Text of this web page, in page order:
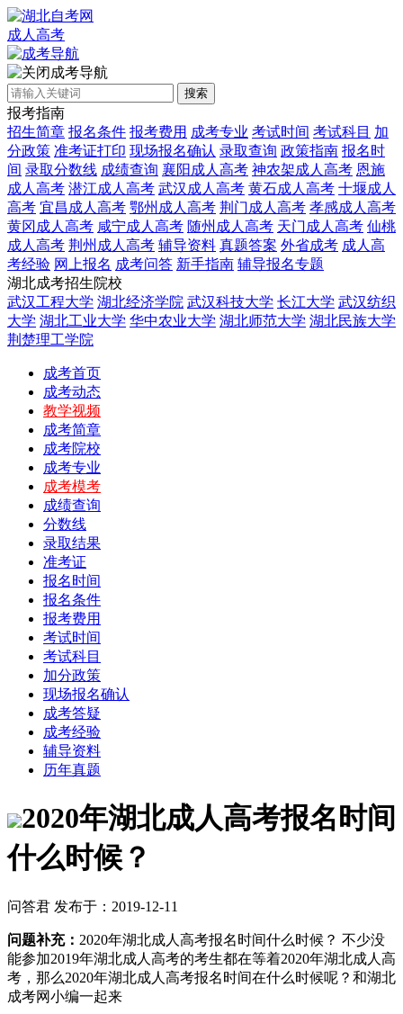
成人高考
成考导航
搜索
报考指南
招生简章 报名条件 报考费用 成考专业 考试时间 考试科目 加
分政策 准考证打印 现场报名确认 录取查询 政策指南 报名时
间 录取分数线 成绩查询 襄阳成人高考 神农架成人高考 恩施
成人高考 潜江成人高考 武汉成人高考 黄石成人高考 十堰成人
高考 宜昌成人高考 鄂州成人高考 荆门成人高考 孝感成人高考
黄冈成人高考 咸宁成人高考 随州成人高考 天门成人高考 仙桃
成人高考 荆州成人高考 辅导资料 真题答案 外省成考 成人高
考经验 网上报名 成考问答 新手指南 辅导报名专题
湖北成考招生院校
武汉工程大学 湖北经济学院 武汉科技大学 长江大学 武汉纺织
大学 湖北工业大学 华中农业大学 湖北师范大学 湖北民族大学
荆楚理工学院
成考首页
成考动态
教学视频
成考简章
成考院校
成考专业
成考模考
成绩查询
分数线
录取结果
准考证
报名时间
报名条件
报考费用
考试时间
考试科目
加分政策
现场报名确认
成考答疑
成考经验
辅导资料
历年真题
2020年湖北成人高考报名时间
什么时候？
问答君 发布于：2019-12-11
问题补充： 2020年湖北成人高考报名时间什么时候？ 不少没
能参加2019年湖北成人高考的考生都在等着2020年湖北成人高
考，那么2020年湖北成人高考报名时间在什么时候呢？和湖北
成考网小编一起来